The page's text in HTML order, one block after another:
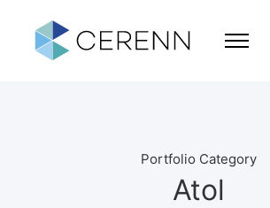
Portfolio Category
Atol